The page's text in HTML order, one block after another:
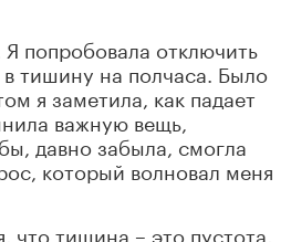
попробовала отключить
тишину на полчаса. Было
я заметила, как падает
важную вещь,
давно забыла, смогла
который волновал меня
что тишина – это пустота,